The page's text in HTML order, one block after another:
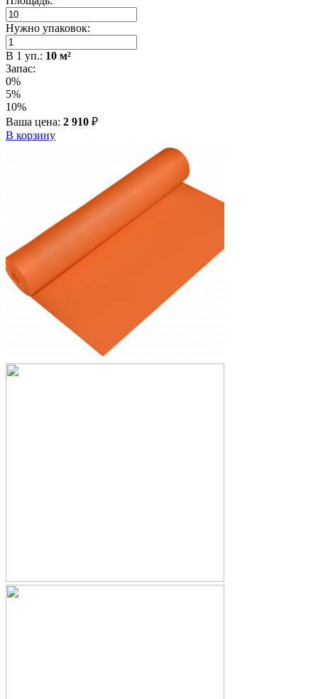
Нужно упаковок:
В 1 уп.: 10 м²
Запас:
0%
5%
10%
Ваша цена: 2 910 ₽
В корзину